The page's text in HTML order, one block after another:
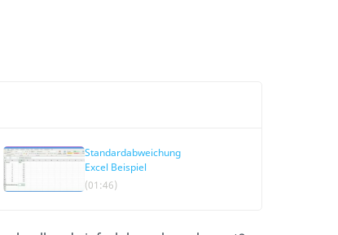
Standardabweichung
Excel Beispiel
(01:46)